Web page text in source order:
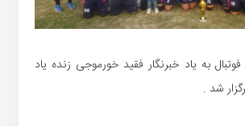
فوتبال به یاد خبرنگار فقید خورموجی زنده یاد
شد .